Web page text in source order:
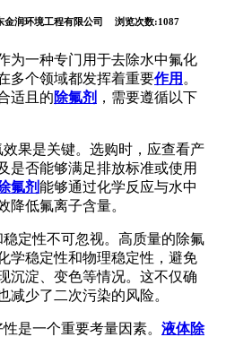
金润环境工程有限公司 浏览次数:1087
为一种专门用于去除水中氟化
多个领域都发挥着重要作用 。
适且的除氟剂 ，需要遵循以下
是关键。选购时，应查看产
是否能够满足排放标准或使用
氟剂能够通过化学反应与水中
降低氟离子含量。
性不可忽视。高质量的除氟
学稳定性和物理稳定性，避免
沉淀、变色等情况。这不仅确
减少了二次污染的风险。
一个重要考量因素。 液体除